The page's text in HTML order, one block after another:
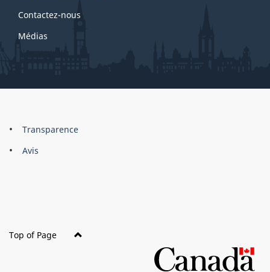
Contactez-nous
Médias
About
this
Brand
Transparence
Avis
Top of Page